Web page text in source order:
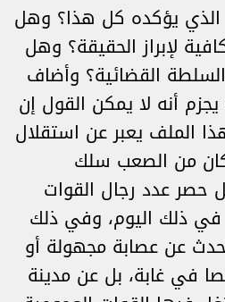
الذي يؤكده كل هذا؟ وهل
لإبراز الحقيقة؟ وهل
القضائية؟ وأضاف
أنه لا يمكن القول إن
الملف يعبر عن استقلال
من الصعب سلك
حصر عدد رجال القوات
في ذلك اليوم، وفي ذلك
عن عصابة مجهولة أو
في غابة، بل عن مدينة